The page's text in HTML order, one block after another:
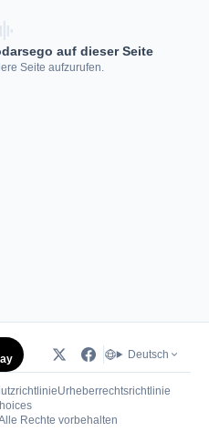
auf dieser Seite
Seite aufzurufen.
Deutsch
Urheberrechtsrichtlinie
(öffnet in neuem Tab)
Rechte vorbehalten